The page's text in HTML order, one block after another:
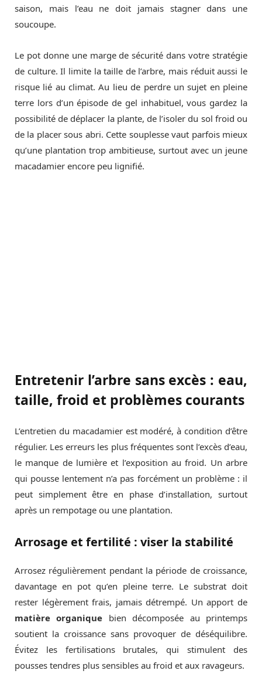
saison, mais l’eau ne doit jamais stagner dans une
soucoupe.
Le pot donne une marge de sécurité dans votre stratégie
de culture. Il limite la taille de l’arbre, mais réduit aussi le
risque lié au climat. Au lieu de perdre un sujet en pleine
terre lors d’un épisode de gel inhabituel, vous gardez la
possibilité de déplacer la plante, de l’isoler du sol froid ou
de la placer sous abri. Cette souplesse vaut parfois mieux
qu’une plantation trop ambitieuse, surtout avec un jeune
macadamier encore peu lignifié.
Entretenir l’arbre sans excès : eau,
taille, froid et problèmes courants
L’entretien du macadamier est modéré, à condition d’être
régulier. Les erreurs les plus fréquentes sont l’excès d’eau,
le manque de lumière et l’exposition au froid. Un arbre
qui pousse lentement n’a pas forcément un problème : il
peut simplement être en phase d’installation, surtout
après un rempotage ou une plantation.
Arrosage et fertilité : viser la stabilité
Arrosez régulièrement pendant la période de croissance,
davantage en pot qu’en pleine terre. Le substrat doit
rester légèrement frais, jamais détrempé. Un apport de
matière organique bien décomposée au printemps
soutient la croissance sans provoquer de déséquilibre.
Évitez les fertilisations brutales, qui stimulent des
pousses tendres plus sensibles au froid et aux ravageurs.